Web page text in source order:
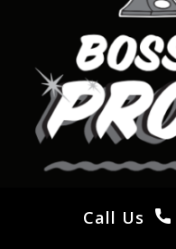
Call Us